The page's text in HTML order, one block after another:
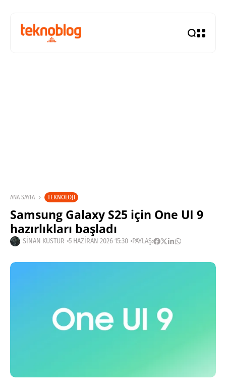
ANA SAYFA TEKNOLOJI
Samsung Galaxy S25 için One UI 9
hazırlıkları başladı
SINAN KÜSTÜR 5 HAZIRAN 2026 15:30 PAYLAŞ: